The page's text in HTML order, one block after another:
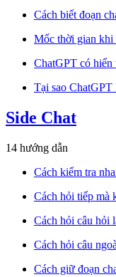
Cách biết đoạn
Mốc thời gian khi
ChatGPT có
Tại sao
Side Chat
14 hướng dẫn
Cách kiểm tra
Cách hỏi tiếp mà
Cách hỏi câu hỏi
Cách hỏi câu
Cách giữ đoạn